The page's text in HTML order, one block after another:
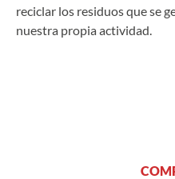
reciclar los residuos que se
nuestra propia actividad.